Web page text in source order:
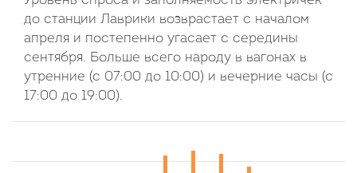
до станции Лаврики возврастает с началом
апреля и постепенно угасает с середины
сентября. Больше всего народу в вагонах в
утренние (с 07:00 до 10:00) и вечерние часы (с
17:00 до 19:00).